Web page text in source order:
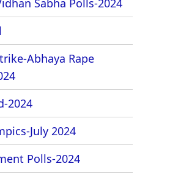
Abhaya Rape
2024
July 2024
Polls-2024